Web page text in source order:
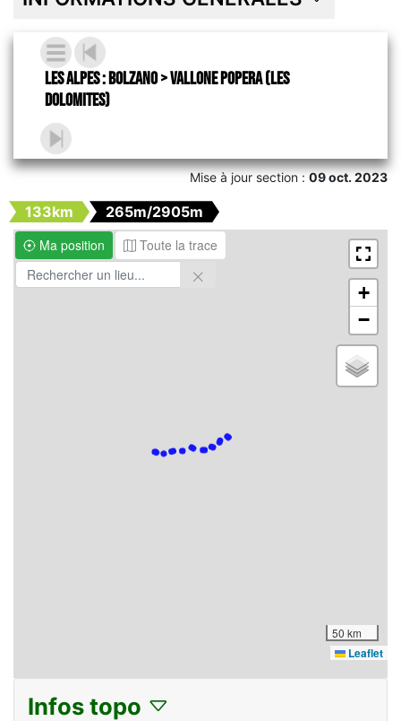
Les Alpes : Bolzano > Vallone Popera (les
Dolomites)
Mise à jour section :09 oct. 2023
133km
265m/2905m
Ma position
Toute la trace
+
−
50 km
Leaflet
Infos topo